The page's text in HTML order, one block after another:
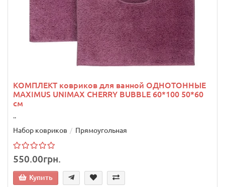
КОМПЛЕКТ ковриков для ванной ОДНОТОННЫЕ
MAXIMUS UNIMAX CHERRY BUBBLE 60*100 50*60
см
..
Набор ковриков
Прямоугольная
550.00грн.
Купить